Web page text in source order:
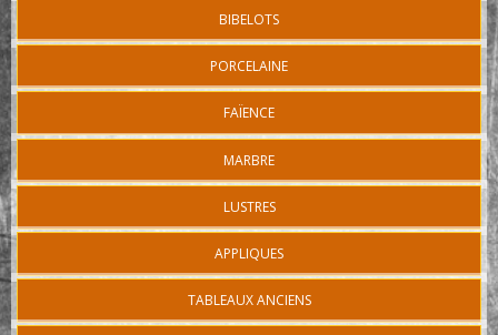
BIBELOTS
PORCELAINE
FAÏENCE
MARBRE
LUSTRES
APPLIQUES
TABLEAUX ANCIENS